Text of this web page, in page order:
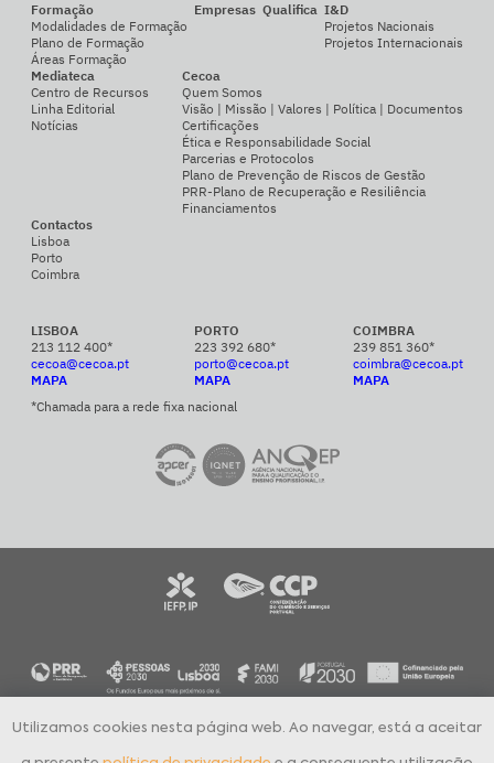
Formação
Modalidades de Formação
Plano de Formação
Áreas Formação
Empresas Qualifica I&D
Projetos Nacionais
Projetos Internacionais
Mediateca
Centro de Recursos
Linha Editorial
Notícias
Cecoa
Quem Somos
Visão | Missão | Valores | Política | Documentos
Certificações
Ética e Responsabilidade Social
Parcerias e Protocolos
Plano de Prevenção de Riscos de Gestão
PRR-Plano de Recuperação e Resiliência
Financiamentos
Contactos
Lisboa
Porto
Coimbra
LISBOA
213 112 400*
cecoa@cecoa.pt
MAPA
PORTO
223 392 680*
porto@cecoa.pt
MAPA
COIMBRA
239 851 360*
coimbra@cecoa.pt
MAPA
*Chamada para a rede fixa nacional
Utilizamos cookies nesta página web. Ao navegar, está a aceitar